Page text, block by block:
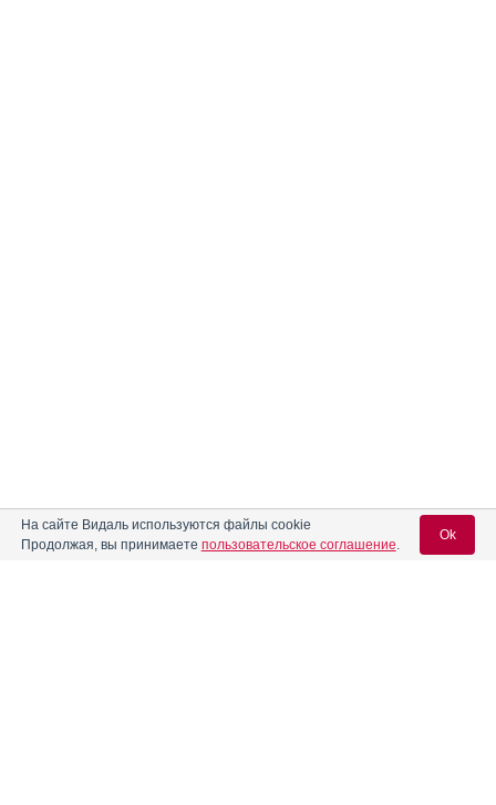
На сайте Видаль используются файлы cookie
Продолжая, вы принимаете пользовательское соглашение.
Ok